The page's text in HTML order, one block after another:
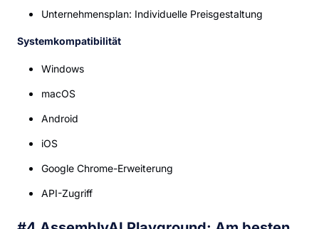
Unternehmensplan: Individuelle Preisgestaltung
Systemkompatibilität
Windows
macOS
Android
iOS
Google Chrome-Erweiterung
API-Zugriff